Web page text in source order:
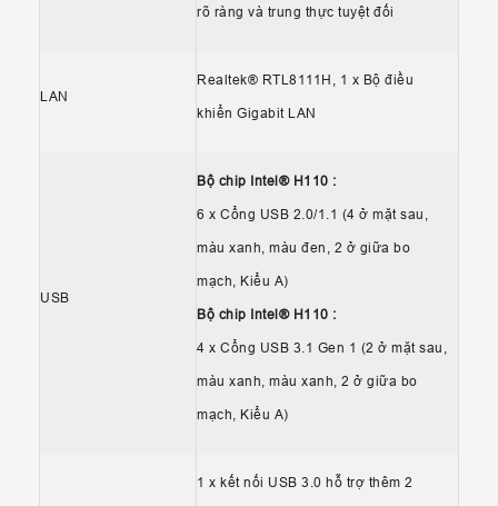
rõ ràng và trung thực tuyệt đối
LAN
Realtek® RTL8111H, 1 x Bộ điều
khiển Gigabit LAN
USB
Bộ chip Intel® H110 :
6 x Cổng USB 2.0/1.1 (4 ở mặt sau,
màu xanh, màu đen, 2 ở giữa bo
mạch, Kiểu A)
Bộ chip Intel® H110 :
4 x Cổng USB 3.1 Gen 1 (2 ở mặt sau,
màu xanh, màu xanh, 2 ở giữa bo
mạch, Kiểu A)
1 x kết nối USB 3.0 hỗ trợ thêm 2